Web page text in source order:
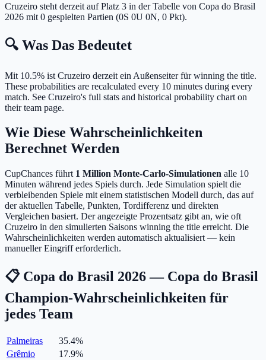
Cruzeiro steht derzeit auf Platz 3 in der Tabelle von Copa do Brasil
2026 mit 0 gespielten Partien (0S 0U 0N, 0 Pkt).
🔍 Was Das Bedeutet
Mit 10.5% ist Cruzeiro derzeit ein Außenseiter für winning the title.
These probabilities are recalculated every 10 minutes during every
match. See Cruzeiro's full stats and historical probability chart on
their team page.
Wie Diese Wahrscheinlichkeiten
Berechnet Werden
CupChances führt 1 Million Monte-Carlo-Simulationen alle 10
Minuten während jedes Spiels durch. Jede Simulation spielt die
verbleibenden Spiele mit einem statistischen Modell durch, das auf
der aktuellen Tabelle, Punkten, Tordifferenz und direkten
Vergleichen basiert. Der angezeigte Prozentsatz gibt an, wie oft
Cruzeiro in den simulierten Saisons winning the title erreicht. Die
Wahrscheinlichkeiten werden automatisch aktualisiert — kein
manueller Eingriff erforderlich.
📋 Copa do Brasil 2026 — Copa do Brasil
Champion-Wahrscheinlichkeiten für
jedes Team
Palmeiras 35.4%
Grêmio
17.9%